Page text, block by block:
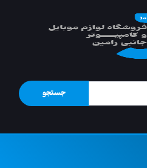
جستجو